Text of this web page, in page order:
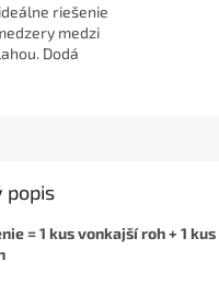
riešenie
medzi
Dodá
popis
= 1 kus vonkajší roh + 1